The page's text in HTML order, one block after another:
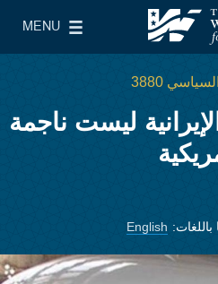
الأدنى
MENU
Main Menu
3880
ليست ناجمة
English